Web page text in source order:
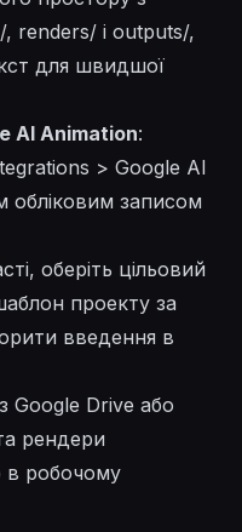
renders/ і outputs/,
для швидшої
AI Animation:
> Google AI
обліковим записом
оберіть цільовий
проекту за
введення в
Google Drive або
рендери
в робочому